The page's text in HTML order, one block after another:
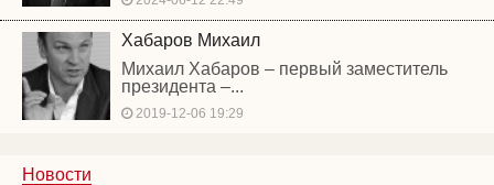
Хабаров Михаил
Михаил Хабаров – первый заместитель
президента –...
2019-12-06 19:29
Новости